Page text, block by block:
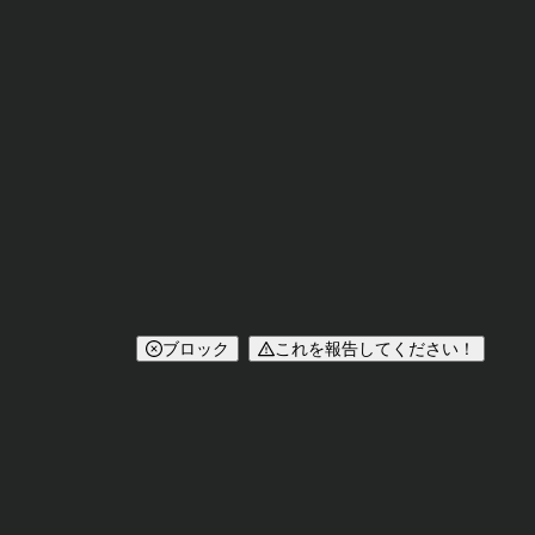
ブロック これを報告してください！